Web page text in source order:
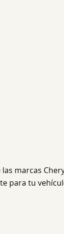
marcas
para tu